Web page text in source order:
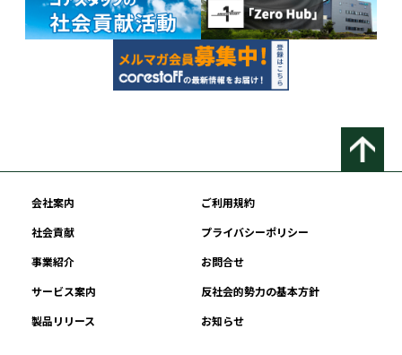
会社案内
ご利用規約
社会貢献
プライバシーポリシー
事業紹介
お問合せ
サービス案内
反社会的勢力の基本方針
製品リリース
お知らせ